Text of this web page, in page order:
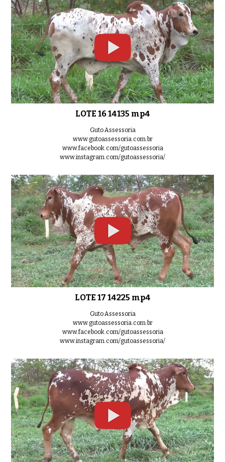
LOTE 16 14135 mp4
Guto Assessoria
www.gutoassessoria.com.br
www.facebook.com/gutoassessoria
www.instagram.com/gutoassessoria/
LOTE 17 14225 mp4
Guto Assessoria
www.gutoassessoria.com.br
www.facebook.com/gutoassessoria
www.instagram.com/gutoassessoria/